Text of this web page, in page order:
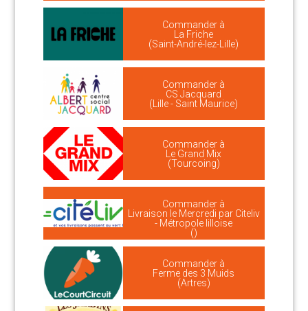
Commander à
La Friche
(Saint-André-lez-Lille)
Commander à
CS Jacquard
(Lille - Saint Maurice)
Commander à
Le Grand Mix
(Tourcoing)
Commander à
Livraison le Mercredi par Citeliv
- Métropole lilloise
()
Commander à
Ferme des 3 Muids
(Artres)